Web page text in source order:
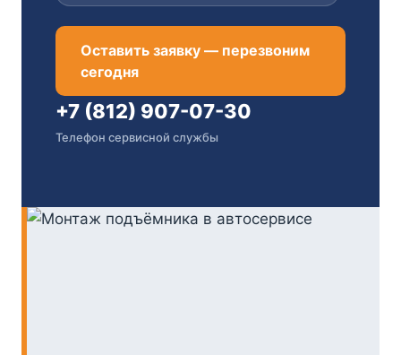
Оставить заявку — перезвоним
сегодня
+7 (812) 907-07-30
Телефон сервисной службы